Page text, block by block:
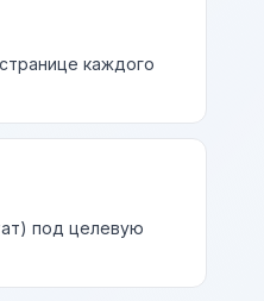
каждого
под целевую